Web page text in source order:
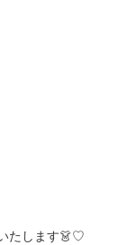
たします👗♡